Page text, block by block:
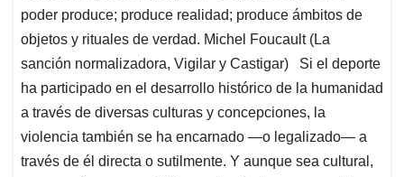
poder produce; produce realidad; produce ámbitos de
objetos y rituales de verdad. Michel Foucault (La
sanción normalizadora, Vigilar y Castigar) Si el deporte
ha participado en el desarrollo histórico de la humanidad
a través de diversas culturas y concepciones, la
violencia también se ha encarnado —o legalizado— a
través de él directa o sutilmente. Y aunque sea cultural,